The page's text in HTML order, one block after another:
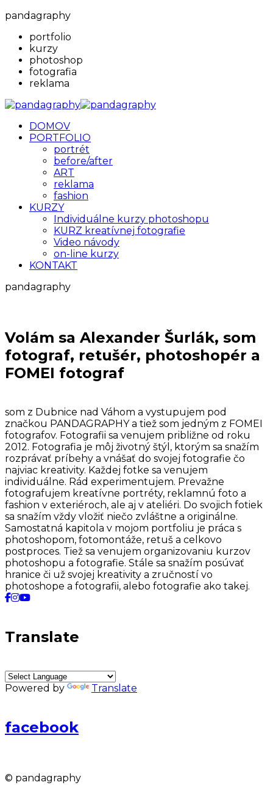
pandagraphy
portfolio
kurzy
photoshop
fotografia
reklama
DOMOV
PORTFOLIO
portrét
before/after
ART
reklama
fashion
KURZY
Individuálne kurzy photoshopu
KURZ kreatívnej fotografie
Video návody
on-line kurzy
KONTAKT
pandagraphy
Volám sa Alexander Šurlák, som
fotograf, retušér, photoshopér a
FOMEI fotograf
som z Dubnice nad Váhom a vystupujem pod
značkou PANDAGRAPHY a tiež som jedným z FOMEI
fotografov. Fotografii sa venujem približne od roku
2012. Fotografia je môj životný štýl, ktorým sa snažím
rozprávať príbehy a vnášať do svojej fotografie čo
najviac kreativity. Každej fotke sa venujem
individuálne. Rád experimentujem. Prevažne
fotografujem kreatívne portréty, reklamnú foto a
fashion v exteriéroch, ale aj v ateliéri. Do svojich fotiek
sa snažím vždy vložiť niečo zvláštne a originálne.
Samostatná kapitola v mojom portfoliu je práca s
photoshopom, fotomontáže, retuš a celkovo
postproces. Tiež sa venujem organizovaniu kurzov
photoshopu a fotografie. Stále sa snažím posúvať
hranice či už svojej kreativity a zručností vo
photoshope a fotografii, alebo fotografie ako takej.
Translate
Powered by Translate
facebook
© pandagraphy